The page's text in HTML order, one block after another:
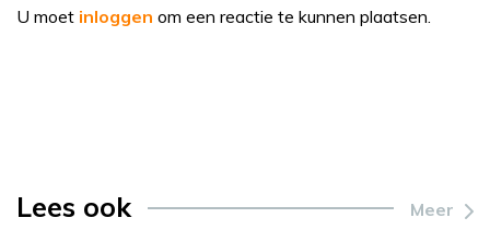
U moet inloggen om een reactie te kunnen plaatsen.
Lees ook Meer